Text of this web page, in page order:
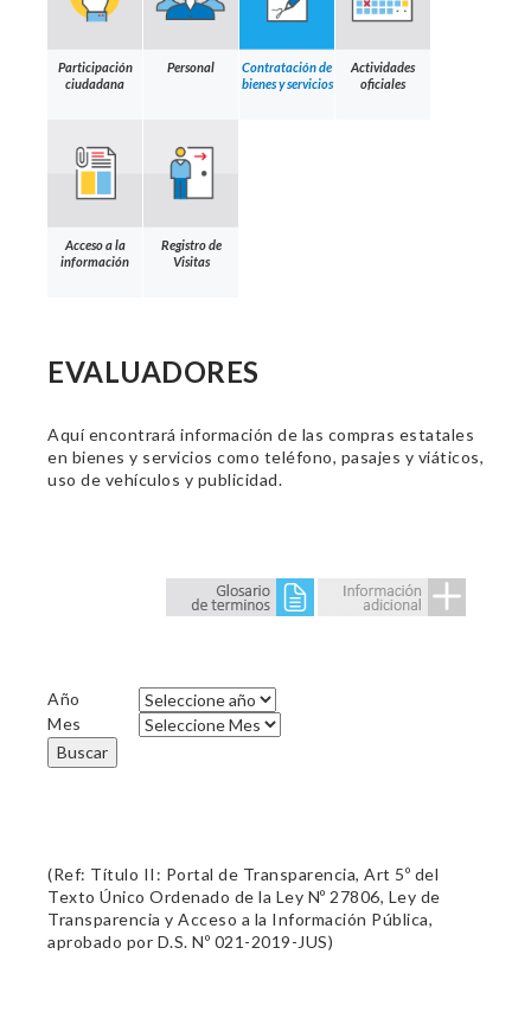
Participación
ciudadana
Personal
Contratación de
bienes y servicios
Actividades
oficiales
Acceso a la
información
Registro de
Visitas
EVALUADORES
Aquí encontrará información de las compras estatales
en bienes y servicios como teléfono, pasajes y viáticos,
uso de vehículos y publicidad.
Año
Mes
Buscar
(Ref: Título II: Portal de Transparencia, Art 5º del
Texto Único Ordenado de la Ley Nº 27806, Ley de
Transparencia y Acceso a la Información Pública,
aprobado por D.S. Nº 021-2019-JUS)